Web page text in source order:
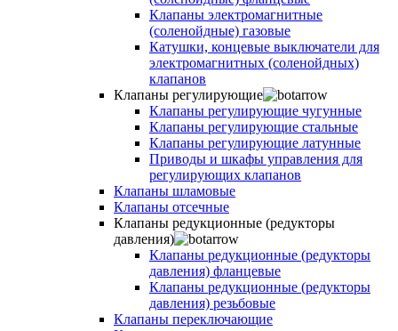
Клапаны электромагнитные
(соленойдные) газовые
Катушки, концевые выключатели для
электромагнитных (соленойдных)
клапанов
Клапаны регулирующие
Клапаны регулирующие чугунные
Клапаны регулирующие стальные
Клапаны регулирующие латунные
Приводы и шкафы управления для
регулирующих клапанов
Клапаны шламовые
Клапаны отсечные
Клапаны редукционные (редукторы
давления)
Клапаны редукционные (редукторы
давления) фланцевые
Клапаны редукционные (редукторы
давления) резьбовые
Клапаны переключающие